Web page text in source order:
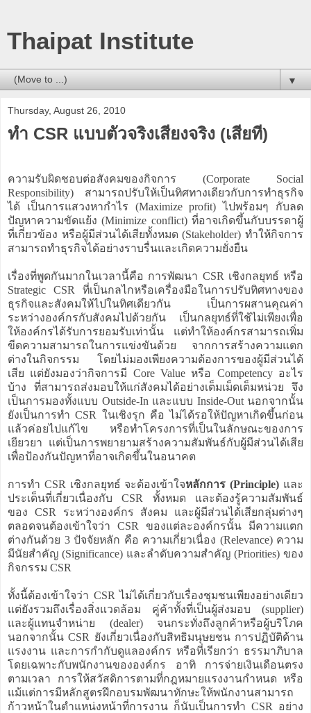
Thaipat Institute
▼
Thursday, August 26, 2010
ทำ CSR แบบตัวจริงเสียงจริง (เสียที)
ความรับผิดชอบต่อสังคมของกิจการ (Corporate Social
Responsibility) สามารถปรับให้เป็นทิศทางเดียวกับการทำธุรกิจ
ได้ เป็นการแสวงหากำไร (Maximize profit) ไปพร้อมๆ กับลด
ปัญหาความขัดแย้ง (Minimize conflict) ที่อาจเกิดขึ้นกับบรรดาผู้
ที่เกี่ยวข้อง หรือผู้มีส่วนได้เสียทั้งหมด (Stakeholder) ทำให้กิจการ
สามารถทำธุรกิจได้อย่างราบรื่นและเกิดความยั่งยืน
เรื่องที่พูดกันมากในเวลานี้คือ การพัฒนา CSR เชิงกลยุทธ์ หรือ
Strategic CSR ที่เป็นกลไกหรือเครื่องมือในการปรับทิศทางของ
ธุรกิจและสังคมให้ไปในทิศเดียวกัน เป็นการผสานคุณค่า
ระหว่างองค์กรกับสังคมไปด้วยกัน เป็นกลยุทธ์ที่ใช้ไม่เพียงเพื่อ
ให้องค์กรได้รับการยอมรับเท่านั้น แต่ทำให้องค์กรสามารถเพิ่ม
ขีดความสามารถในการแข่งขันด้วย จากการสร้างความแตก
ต่างในกิจกรรม โดยไม่มองเพียงความต้องการของผู้มีส่วนได้
เสีย แต่ยังมองว่ากิจการมี Core Value หรือ Competency อะไร
บ้าง ที่สามารถส่งมอบให้แก่สังคมได้อย่างเต็มเม็ดเต็มหน่วย จึง
เป็นการมองทั้งแบบ Outside-In และแบบ Inside-Out นอกจากนั้น
ยังเป็นการทำ CSR ในเชิงรุก คือ ไม่ได้รอให้ปัญหาเกิดขึ้นก่อน
แล้วค่อยไปแก้ไข หรือทำโครงการที่เป็นในลักษณะของการ
เยียวยา แต่เป็นการพยายามสร้างความสัมพันธ์กับผู้มีส่วนได้เสีย
เพื่อป้องกันปัญหาที่อาจเกิดขึ้นในอนาคต
การทำ CSR เชิงกลยุทธ์ จะต้องเข้าใจหลักการ (Principle) และ
ประเด็นที่เกี่ยวเนื่องกับ CSR ทั้งหมด และต้องรู้ความสัมพันธ์
ของ CSR ระหว่างองค์กร สังคม และผู้มีส่วนได้เสียกลุ่มต่างๆ
ตลอดจนต้องเข้าใจว่า CSR ของแต่ละองค์กรนั้น มีความแตก
ต่างกันด้วย 3 ปัจจัยหลัก คือ ความเกี่ยวเนื่อง (Relevance) ความ
มีนัยสำคัญ (Significance) และลำดับความสำคัญ (Priorities) ของ
กิจกรรม CSR
ทั้งนี้ต้องเข้าใจว่า CSR ไม่ได้เกี่ยวกับเรื่องชุมชนเพียงอย่างเดียว
แต่ยังรวมถึงเรื่องสิ่งแวดล้อม คู่ค้าทั้งที่เป็นผู้ส่งมอบ (supplier)
และผู้แทนจำหน่าย (dealer) จนกระทั่งถึงลูกค้าหรือผู้บริโภค
นอกจากนั้น CSR ยังเกี่ยวเนื่องกับสิทธิมนุษยชน การปฏิบัติด้าน
แรงงาน และการกำกับดูแลองค์กร หรือที่เรียกว่า ธรรมาภิบาล
โดยเฉพาะกับพนักงานขององค์กร อาทิ การจ่ายเงินเดือนตรง
ตามเวลา การให้สวัสดิการตามที่กฎหมายแรงงานกำหนด หรือ
แม้แต่การมีหลักสูตรฝึกอบรมพัฒนาทักษะให้พนักงานสามารถ
ก้าวหน้าในตำแหน่งหน้าที่การงาน ก็นับเป็นการทำ CSR อย่าง